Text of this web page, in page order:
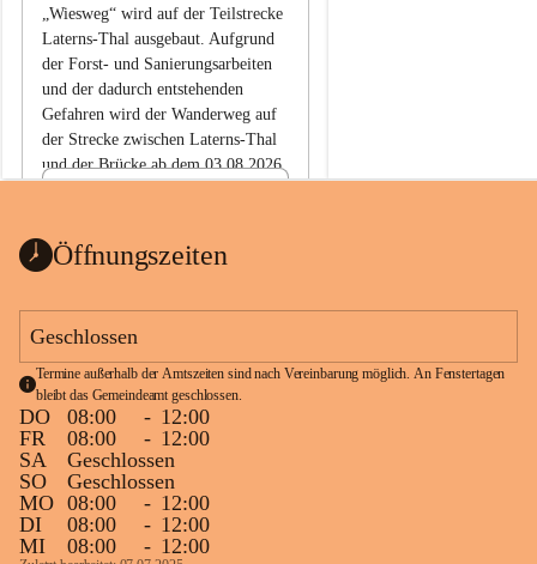
„Wiesweg“ wird auf der Teilstrecke
Laterns-Thal ausgebaut. Aufgrund
der Forst- und Sanierungsarbeiten
und der dadurch entstehenden
Gefahren wird der Wanderweg auf
der Strecke zwischen Laterns-Thal
und der Brücke ab dem 03.08.2026
ht
1 Seite•0,1 MB
Öffnungszeiten
Geschlossen
Termine außerhalb der Amtszeiten sind nach Vereinbarung möglich. An Fenstertagen
bleibt das Gemeindeamt geschlossen.
DO 08:00 - 12:00
FR
08:00 - 12:00
SA
Geschlossen
SO
Geschlossen
MO 08:00 - 12:00
DI
08:00 - 12:00
MI
08:00 - 12:00